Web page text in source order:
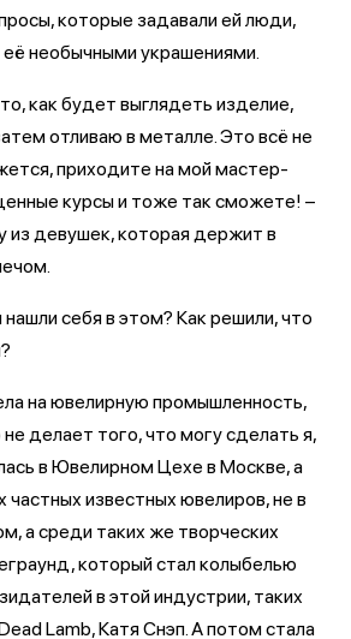
которые задавали ей люди,
необычными украшениями.
как будет выглядеть изделие,
отливаю в металле. Это всё не
приходите на мой мастер-
курсы и тоже так сможете! –
из девушек, которая держит в
себя в этом? Как решили, что
на ювелирную промышленность,
делает того, что могу сделать я,
в Ювелирном Цехе в Москве, а
частных известных ювелиров, не в
а среди таких же творческих
который стал колыбелью
в этой индустрии, таких
Lamb, Катя Снэп. А потом стала